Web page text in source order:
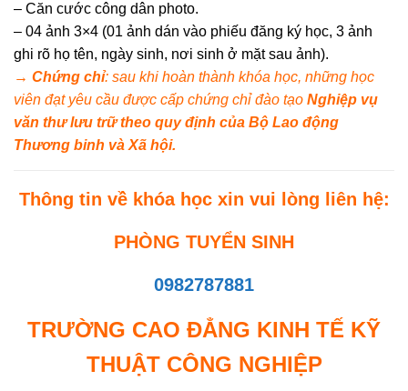
– Căn cước công dân photo.
– 04 ảnh 3×4 (01 ảnh dán vào phiếu đăng ký học, 3 ảnh
ghi rõ họ tên, ngày sinh, nơi sinh ở mặt sau ảnh).
→ Chứng chỉ: sau khi hoàn thành khóa học, những học
viên đạt yêu cầu được cấp chứng chỉ đào tạo Nghiệp vụ
văn thư lưu trữtheo quy định của Bộ Lao động
Thương binh và Xã hội.
Thông tin về khóa học xin vui lòng liên hệ:
PHÒNG TUYỂN SINH
0982787881
TRƯỜNG CAO ĐẲNG KINH TẾ KỸ
THUẬT CÔNG NGHIỆP